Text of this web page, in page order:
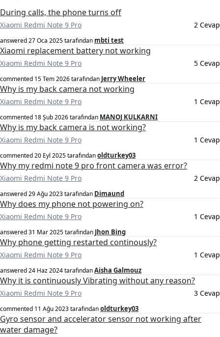
During calls, the phone turns off
Xiaomi Redmi Note 9 Pro 2 Cevap
answered27 Oca 2025tarafından mbti test
Xiaomi replacement battery not working
Xiaomi Redmi Note 9 Pro 5 Cevap
commented 15 Tem 2026tarafından Jerry Wheeler
Why is my back camera not working
Xiaomi Redmi Note 9 Pro 1 Cevap
commented 18 Şub 2026tarafından MANOJ KULKARNI
Why is my back camera is not working?
Xiaomi Redmi Note 9 Pro 1 Cevap
commented20 Eyl 2025tarafındanoldturkey03
Why my redmi note 9 pro front camera was error?
Xiaomi Redmi Note 9 Pro 2 Cevap
answered29 Ağu 2023tarafından Dimaund
Why does my phone not powering on?
Xiaomi Redmi Note 9 Pro 1 Cevap
answered31 Mar 2025tarafından Jhon Bing
Why phone getting restarted continously?
Xiaomi Redmi Note 9 Pro 1 Cevap
answered24 Haz 2024tarafındanAisha Galmouz
Why it is continuously Vibrating without any reason?
Xiaomi Redmi Note 9 Pro 3 Cevap
commented 11 Ağu 2023tarafındanoldturkey03
Gyro sensor and accelerator sensor not working after
water damage?